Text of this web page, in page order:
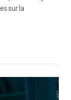
sur la